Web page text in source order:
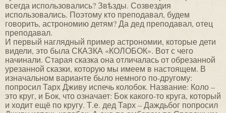
всегда использовались? Звѣзды. Созвездия
использовались. Поэтому кто преподавал, будем
говорить, астрономию детям? Да дед преподавал, отец
преподавал.
И первый наглядный пример астрономии, которые дети
видели, это была СКАЗКА «КОЛОБОК». Вот с чего
начинали. Старая сказка она отличалась от обрезанной
урезанной сказки, которую мы имеем в настоящем. В
изначальном варианте было немного по-другому:
попросил Тарх Дживу испечь колобок. Название: Коло –
это круг, и Бок, что означает: Бок какого-то круга, который
и ходит ещё по кругу. Т.е. дед Тарх – Даждьбог попросил